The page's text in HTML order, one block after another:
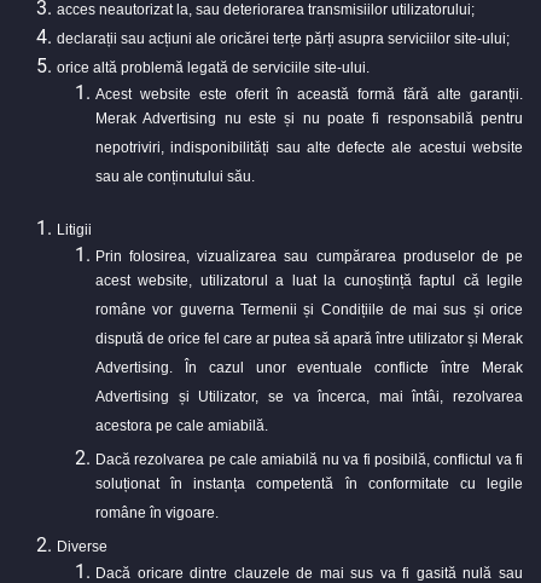
acces neautorizat la, sau deteriorarea transmisiilor utilizatorului;
declarații sau acțiuni ale oricărei terțe părți asupra serviciilor site-ului;
orice altă problemă legată de serviciile site-ului.
Acest website este oferit în această formă fără alte garanții.
Merak Advertising nu este și nu poate fi responsabilă pentru
nepotriviri, indisponibilități sau alte defecte ale acestui website
sau ale conținutului său.
Litigii
Prin folosirea, vizualizarea sau cumpărarea produselor de pe
acest website, utilizatorul a luat la cunoștință faptul că legile
române vor guverna Termenii și Condițiile de mai sus și orice
dispută de orice fel care ar putea să apară între utilizator și Merak
Advertising. În cazul unor eventuale conflicte între Merak
Advertising și Utilizator, se va încerca, mai întâi, rezolvarea
acestora pe cale amiabilă.
Dacă rezolvarea pe cale amiabilă nu va fi posibilă, conflictul va fi
soluționat în instanța competentă în conformitate cu legile
române în vigoare.
Diverse
Dacă oricare dintre clauzele de mai sus va fi gasită nulă sau